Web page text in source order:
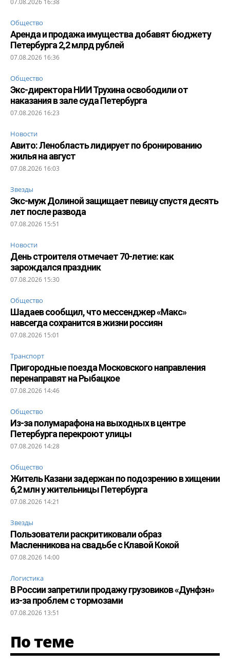
Общество
Аренда и продажа имущества добавят бюджету
Петербурга 2,2 млрд рублей
07.08.2026 16:36
Общество
Экс-директора НИИ Трухина освободили от
наказания в зале суда Петербурга
07.08.2026 16:23
Новости
Авито: Ленобласть лидирует по бронированию
жилья на август
07.08.2026 16:03
Звезды
Экс-муж Долиной защищает певицу спустя десять
лет после развода
07.08.2026 15:51
Новости
День строителя отмечает 70-летие: как
зарождался праздник
07.08.2026 15:30
Общество
Шадаев сообщил, что мессенджер «Макс»
навсегда сохранится в жизни россиян
07.08.2026 15:01
Транспорт
Пригородные поезда Московского направления
перенаправят на Рыбацкое
07.08.2026 14:46
Общество
Из-за полумарафона на выходных в центре
Петербурга перекроют улицы
07.08.2026 14:28
Общество
Житель Казани задержан по подозрению в хищении
6,2 млн у жительницы Петербурга
07.08.2026 14:21
Звезды
Пользователи раскритиковали образ
Масленникова на свадьбе с Клавой Кокой
07.08.2026 14:00
Логистика
В России запретили продажу грузовиков «Дунфэн»
из-за проблем с тормозами
07.08.2026 13:51
По теме